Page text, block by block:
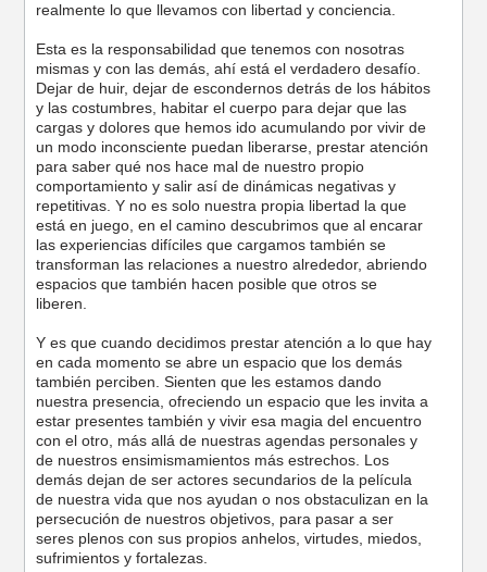
realmente lo que llevamos con libertad y conciencia.
Esta es la responsabilidad que tenemos con nosotras
mismas y con las demás, ahí está el verdadero desafío.
Dejar de huir, dejar de escondernos detrás de los hábitos
y las costumbres, habitar el cuerpo para dejar que las
cargas y dolores que hemos ido acumulando por vivir de
un modo inconsciente puedan liberarse, prestar atención
para saber qué nos hace mal de nuestro propio
comportamiento y salir así de dinámicas negativas y
repetitivas. Y no es solo nuestra propia libertad la que
está en juego, en el camino descubrimos que al encarar
las experiencias difíciles que cargamos también se
transforman las relaciones a nuestro alrededor, abriendo
espacios que también hacen posible que otros se
liberen.
Y es que cuando decidimos prestar atención a lo que hay
en cada momento se abre un espacio que los demás
también perciben. Sienten que les estamos dando
nuestra presencia, ofreciendo un espacio que les invita a
estar presentes también y vivir esa magia del encuentro
con el otro, más allá de nuestras agendas personales y
de nuestros ensimismamientos más estrechos. Los
demás dejan de ser actores secundarios de la película
de nuestra vida que nos ayudan o nos obstaculizan en la
persecución de nuestros objetivos, para pasar a ser
seres plenos con sus propios anhelos, virtudes, miedos,
sufrimientos y fortalezas.